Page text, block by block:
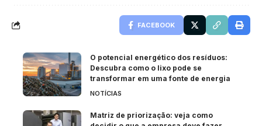
FACEBOOK
O potencial energético dos resíduos:
Descubra como o lixo pode se
transformar em uma fonte de energia
NOTÍCIAS
Matriz de priorização: veja como